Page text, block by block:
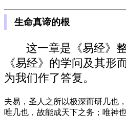
生命真谛的根
这一章是《易经》
《易经》的学问及其形
为我们作了答复。
夫易，圣人之所以极深而研几也
唯几也，故能成天下之务；唯神